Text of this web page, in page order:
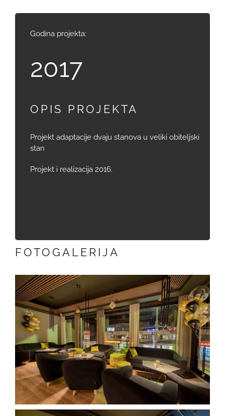
Godina projekta:
2017
OPIS PROJEKTA
Projekt adaptacije dvaju stanova u veliki obiteljski
stan
Projekt i realizacija 2016.
FOTOGALERIJA